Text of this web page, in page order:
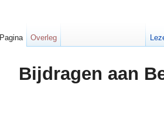
Bijdragen aan
Pagina Overleg